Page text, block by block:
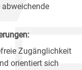
abweichende
Zugänglichkeit
orientiert sich